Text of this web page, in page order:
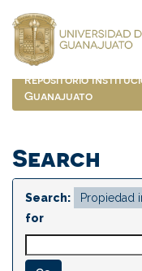
navigation
Repositorio
Guanajuato
Search
Search:
for